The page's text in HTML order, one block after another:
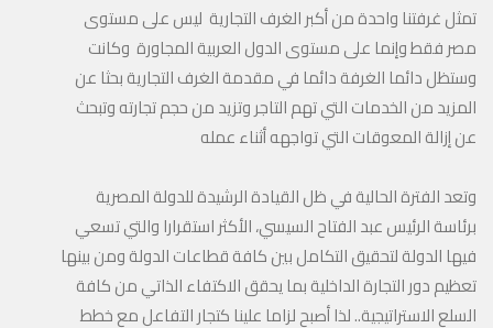
تمثل غرفتنا واحدة من أكبر الغرف التجارية ليس على مستوى
مصر فقط وإنما على مستوى الدول العربية المجاورة وكانت
وستظل دائما الغرفة دائما في مقدمة الغرف التجارية بحثا عن
المزيد من الخدمات التي تهم التاجر وتزيد من حجم تجارته وتبحث
عن إزالة المعوقات التي تواجهه أثناء عمله
وتعد الفترة الحالية في ظل القيادة الرشيدة للدولة المصرية
برئاسة الرئيس عبد الفتاح السيسي، الأكثر استقرارا والتي تسعي
فيها الدولة لتحقيق التكامل بين كافة قطاعات الدولة ومن بينها
تعظيم دور التجارة الداخلية بما يحقق الاكتفاء الذاتي من كافة
السلع الاستراتيجية.. لذا أصبح لزاما علينا كتجار التفاعل مع خطط